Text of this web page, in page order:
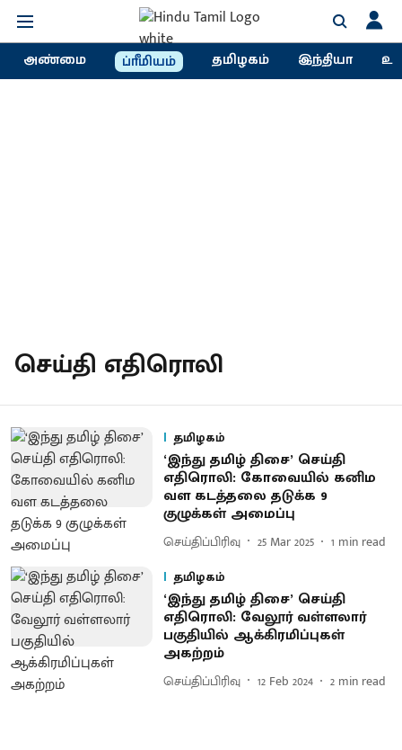
அண்மை ப்ரீமியம் தமிழகம் இந்தியா
செய்தி எதிரொலி
தமிழகம்
‘இந்து தமிழ் திசை’ செய்தி
எதிரொலி: கோவையில் கனிம
வள கடத்தலை தடுக்க 9
குழுக்கள் அமைப்பு
செய்திப்பிரிவு 25 Mar 2025 1 min read
தமிழகம்
‘இந்து தமிழ் திசை’ செய்தி
எதிரொலி: வேலூர் வள்ளலார்
பகுதியில் ஆக்கிரமிப்புகள்
அகற்றம்
செய்திப்பிரிவு 12 Feb 2024 2 min read